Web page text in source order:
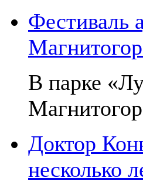
Фестиваль
В парке
Доктор
несколько